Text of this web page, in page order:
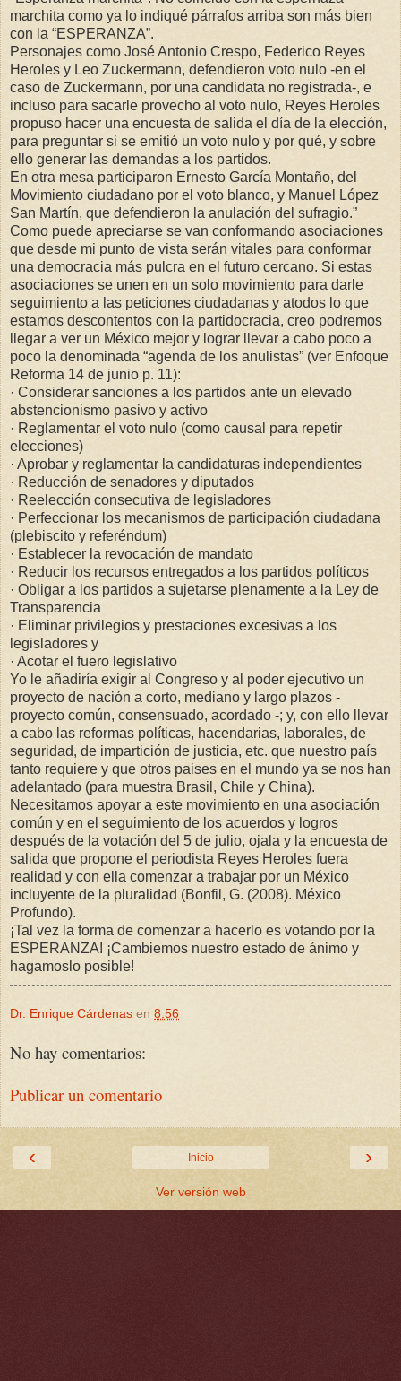
marchita como ya lo indiqué párrafos arriba son más bien
con la “ESPERANZA”.
Personajes como José Antonio Crespo, Federico Reyes
Heroles y Leo Zuckermann, defendieron voto nulo -en el
caso de Zuckermann, por una candidata no registrada-, e
incluso para sacarle provecho al voto nulo, Reyes Heroles
propuso hacer una encuesta de salida el día de la elección,
para preguntar si se emitió un voto nulo y por qué, y sobre
ello generar las demandas a los partidos.
En otra mesa participaron Ernesto García Montaño, del
Movimiento ciudadano por el voto blanco, y Manuel López
San Martín, que defendieron la anulación del sufragio.”
Como puede apreciarse se van conformando asociaciones
que desde mi punto de vista serán vitales para conformar
una democracia más pulcra en el futuro cercano. Si estas
asociaciones se unen en un solo movimiento para darle
seguimiento a las peticiones ciudadanas y atodos lo que
estamos descontentos con la partidocracia, creo podremos
llegar a ver un México mejor y lograr llevar a cabo poco a
poco la denominada “agenda de los anulistas” (ver Enfoque
Reforma 14 de junio p. 11):
· Considerar sanciones a los partidos ante un elevado
abstencionismo pasivo y activo
· Reglamentar el voto nulo (como causal para repetir
elecciones)
· Aprobar y reglamentar la candidaturas independientes
· Reducción de senadores y diputados
· Reelección consecutiva de legisladores
· Perfeccionar los mecanismos de participación ciudadana
(plebiscito y referéndum)
· Establecer la revocación de mandato
· Reducir los recursos entregados a los partidos políticos
· Obligar a los partidos a sujetarse plenamente a la Ley de
Transparencia
· Eliminar privilegios y prestaciones excesivas a los
legisladores y
· Acotar el fuero legislativo
Yo le añadiría exigir al Congreso y al poder ejecutivo un
proyecto de nación a corto, mediano y largo plazos -
proyecto común, consensuado, acordado -; y, con ello llevar
a cabo las reformas políticas, hacendarias, laborales, de
seguridad, de impartición de justicia, etc. que nuestro país
tanto requiere y que otros paises en el mundo ya se nos han
adelantado (para muestra Brasil, Chile y China).
Necesitamos apoyar a este movimiento en una asociación
común y en el seguimiento de los acuerdos y logros
después de la votación del 5 de julio, ojala y la encuesta de
salida que propone el periodista Reyes Heroles fuera
realidad y con ella comenzar a trabajar por un México
incluyente de la pluralidad (Bonfil, G. (2008). México
Profundo).
¡Tal vez la forma de comenzar a hacerlo es votando por la
ESPERANZA! ¡Cambiemos nuestro estado de ánimo y
hagamoslo posible!
Dr. Enrique Cárdenas en 8:56
No hay comentarios:
Publicar un comentario
‹ ›
Inicio
Ver versión web